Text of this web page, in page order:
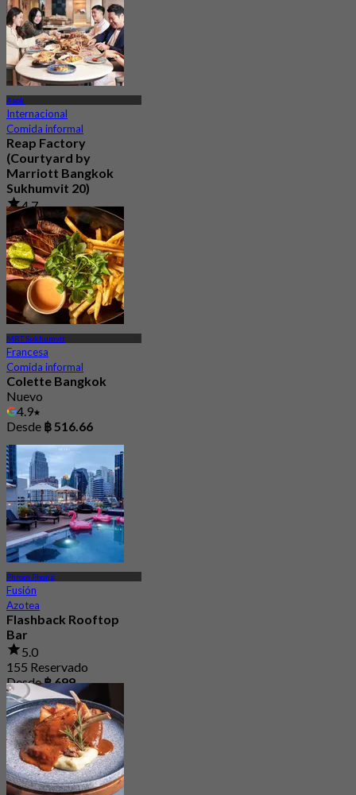
Asok
Internacional
Comida informal
Reap Factory
(Courtyard by
Marriott Bangkok
Sukhumvit 20)
4.7
299 Reservado
Desde฿ 400
MRT Sukhumvit
Francesa
Comida informal
Colette Bangkok
Nuevo
4.9
Desde ฿ 516.66
Phrom Phong
Fusión
Azotea
Flashback Rooftop
Bar
5.0
155 Reservado
Desde฿ 699